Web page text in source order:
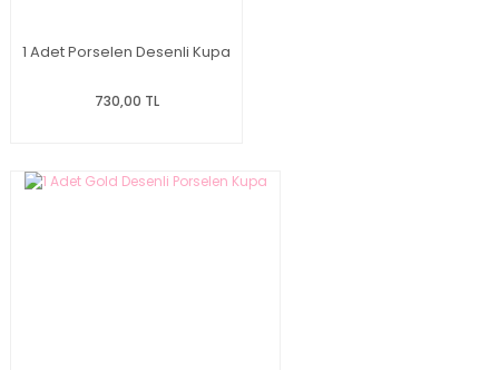
1 Adet Porselen Desenli Kupa
730,00 TL